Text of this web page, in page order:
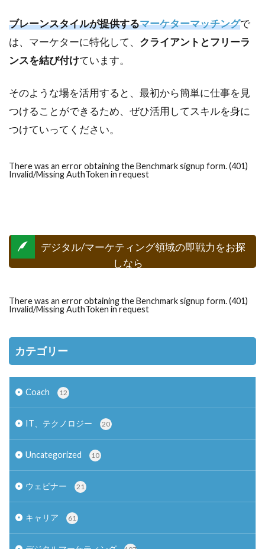
ブレーンスタイルが提供するマーケターマッチングで
は、マーケターに特化して、 クライアントとフリーラ
ンスを結び付けています。
そのような場を活用すると、最初から簡単に仕事を見
つけることができるため、ぜひ活用してスキルを身に
つけていってください。
There was an error obtaining the Benchmark signup form. (401)
Invalid/Missing AuthToken in request
デジタル/マーケティング領域の即戦力をお探
しなら
There was an error obtaining the Benchmark signup form. (401)
Invalid/Missing AuthToken in request
カテゴリー
Coach 12
IT、テクノロジー 20
Uncategorized 10
ウェビナー 21
キャリア 61